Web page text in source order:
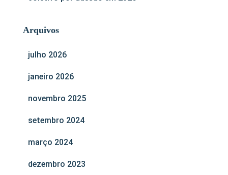
Arquivos
julho 2026
janeiro 2026
novembro 2025
setembro 2024
março 2024
dezembro 2023